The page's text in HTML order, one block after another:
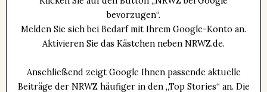
bevorzugen“.
Melden Sie sich bei Bedarf mit Ihrem Google-Konto an.
Aktivieren Sie das Kästchen neben NRWZ.de.
Anschließend zeigt Google Ihnen passende aktuelle
Beiträge der NRWZ häufiger in den „Top Stories“ an. Die